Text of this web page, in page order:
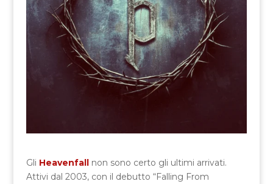
Gli Heavenfallnon sono certo gli ultimi arrivati.
Attivi dal 2003, con il debutto “Falling From